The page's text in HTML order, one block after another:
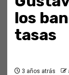
los
tasas
3 años atrás